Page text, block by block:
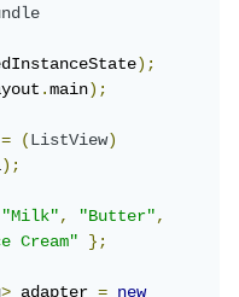
);
.main);
= (ListView)
);
"Milk", "Butter",
Cream" };
> adapter = new